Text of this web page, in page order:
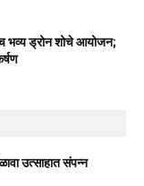
भव्य ड्रोन शोचे आयोजन;
उत्साहात संपन्न